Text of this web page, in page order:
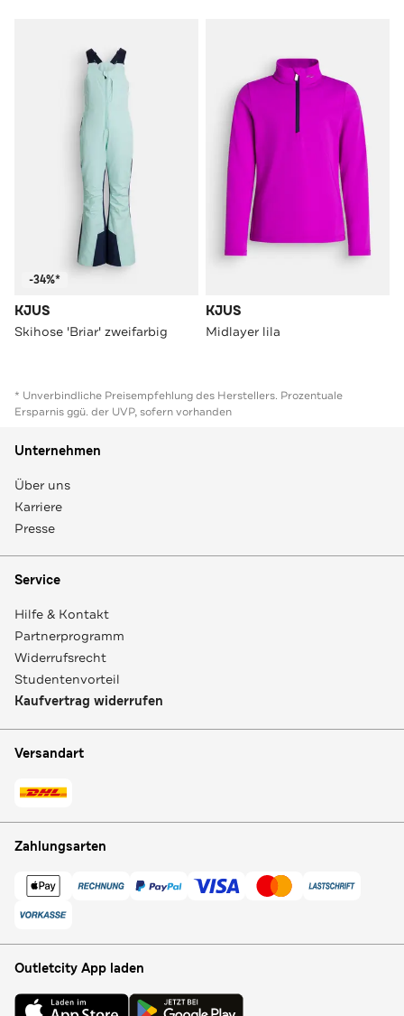
-34%*
KJUS
Skihose 'Briar' zweifarbig
KJUS
Midlayer lila
* Unverbindliche Preisempfehlung des Herstellers. Prozentuale
Ersparnis ggü. der UVP, sofern vorhanden
Unternehmen
Über uns
Karriere
Presse
Service
Hilfe & Kontakt
Partnerprogramm
Widerrufsrecht
Studentenvorteil
Kaufvertrag widerrufen
Versandart
Zahlungsarten
Outletcity App laden